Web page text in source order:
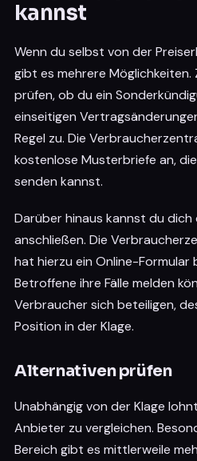
kannst
Wenn du selbst von der
gibt es mehrere
prüfen, ob du ein
einseitigen
Regel zu. Die
kostenlose Musterbriefe an,
senden kannst.
Darüber hinaus kannst du dich
anschließen. Die
hat hierzu ein Online-
Betroffene ihre Fälle melden
Verbraucher sich beteiligen,
Position in der Klage.
Alternativen prüfen
Unabhängig von der Klage
Anbieter zu vergleichen.
Bereich gibt es mittlerweile